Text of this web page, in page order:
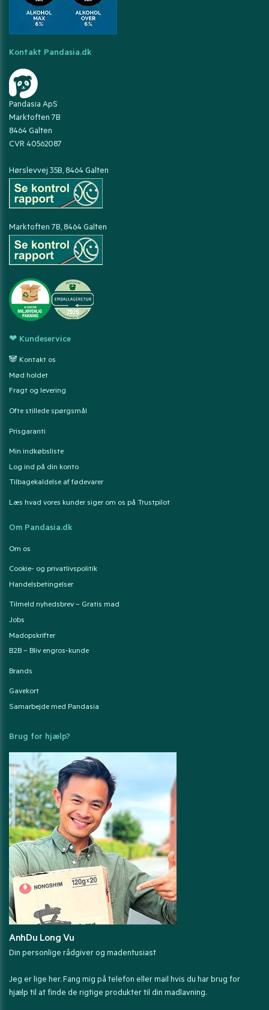
Kontakt Pandasia.dk
Pandasia ApS
Marktoften 7B
8464 Galten
CVR 40562087
Hørslevvej 35B, 8464 Galten
Marktoften 7B, 8464 Galten
❤ Kundeservice
🐼 Kontakt os
Mød holdet
Fragt og levering
Ofte stillede spørgsmål
Prisgaranti
Min indkøbsliste
Log ind på din konto
Tilbagekaldelse af fødevarer
Læs hvad vores kunder siger om os på Trustpilot
Om Pandasia.dk
Om os
Cookie- og privatlivspolitik
Handelsbetingelser
Tilmeld nyhedsbrev – Gratis mad
Jobs
Madopskrifter
B2B – Bliv engros-kunde
Brands
Gavekort
Samarbejde med Pandasia
Brug for hjælp?
AnhDu Long Vu
Din personlige rådgiver og madentusiast
Jeg er lige her. Fang mig på telefon eller mail hvis du har brug for
hjælp til at finde de rigtige produkter til din madlavning.